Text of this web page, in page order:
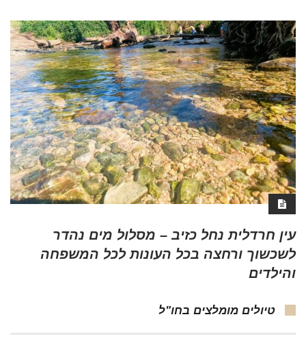
עין חרדלית נחל כזיב – מסלול מים נהדר
לשכשוך ורחצה בכל העונות לכל המשפחה
והילדים
טיולים מומלצים בחו"ל